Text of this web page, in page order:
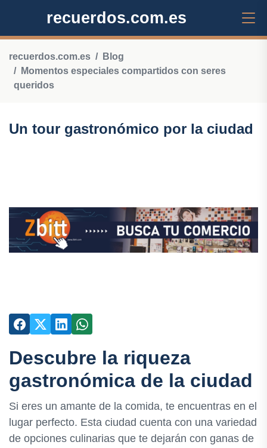
recuerdos.com.es
recuerdos.com.es
Blog
Momentos especiales compartidos con seres
queridos
Un tour gastronómico por la ciudad
Descubre la riqueza
gastronómica de la ciudad
Si eres un amante de la comida, te encuentras en el
lugar perfecto. Esta ciudad cuenta con una variedad
de opciones culinarias que te dejarán con ganas de